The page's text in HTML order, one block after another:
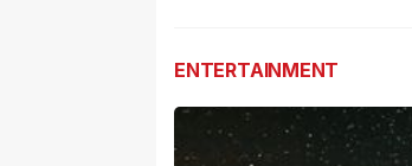
ENTERTAINMENT